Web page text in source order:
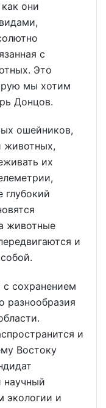
они
с
Это
мы хотим
Донцов.
ошейников,
животных,
их
глубокий
животные
и
с сохранением
разнообразия
и
Востоку
научный
экологии и